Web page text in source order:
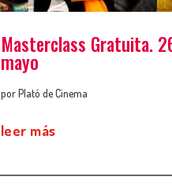
Masterclass Gratuita.
mayo
porPlató de Cinema
leer más